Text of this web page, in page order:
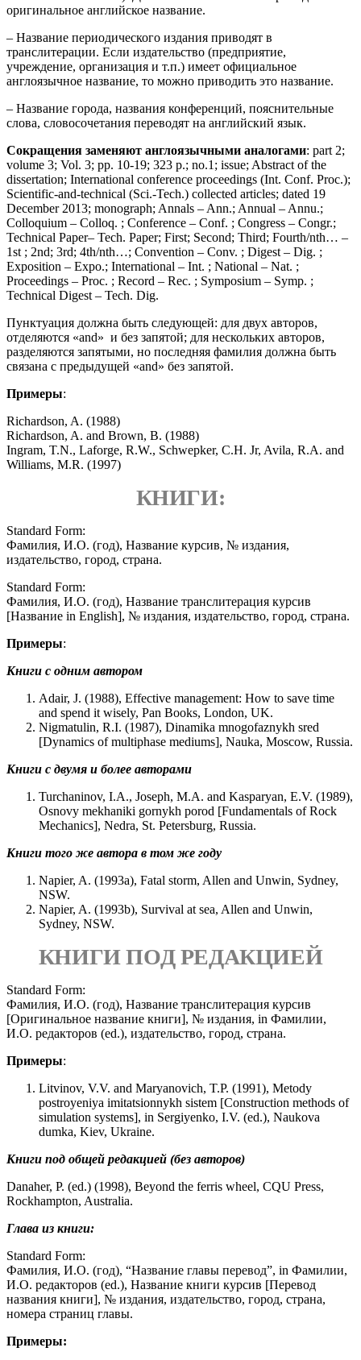
оригинальное английское название.
– Название периодического издания приводят в
транслитерации. Если издательство (предприятие,
учреждение, организация и т.п.) имеет официальное
англоязычное название, то можно приводить это название.
– Название города, названия конференций, пояснительные
слова, словосочетания переводят на английский язык.
Сокращения заменяют англоязычными аналогами: part 2;
volume 3; Vol. 3; pp. 10-19; 323 p.; no.1; issue; Abstract of the
dissertation; International conference proceedings (Int. Conf. Proc.);
Scientific-and-technical (Sci.-Tech.) collected articles; dated 19
December 2013; monograph; Annals – Ann.; Annual – Annu.;
Colloquium – Colloq. ; Conference – Conf. ; Congress – Congr.;
Technical Paper– Tech. Paper; First; Second; Third; Fourth/nth… –
1st ; 2nd; 3rd; 4th/nth…; Convention – Conv. ; Digest – Dig. ;
Exposition – Expo.; International – Int. ; National – Nat. ;
Proceedings – Proc. ; Record – Rec. ; Symposium – Symp. ;
Technical Digest – Tech. Dig.
Пунктуация должна быть следующей: для двух авторов,
отделяются «and» и без запятой; для нескольких авторов,
разделяются запятыми, но последняя фамилия должна быть
связана с предыдущей «and» без запятой.
Примеры:
Richardson, A. (1988)
Richardson, A. and Brown, B. (1988)
Ingram, T.N., Laforge, R.W., Schwepker, C.H. Jr, Avila, R.A. and
Williams, M.R. (1997)
КНИГИ:
Standard Form:
Фамилия, И.О. (год), Название курсив, № издания,
издательство, город, страна.
Standard Form:
Фамилия, И.О. (год), Название транслитерация курсив
[Название in English], № издания, издательство, город, страна.
Примеры:
Книги с одним автором
Adair, J. (1988), Effective management: How to save time
and spend it wisely, Pan Books, London, UK.
Nigmatulin, R.I. (1987), Dinamika mnogofaznykh sred
[Dynamics of multiphase mediums], Nauka, Moscow, Russia.
Книги с двумя и более авторами
Turchaninov, I.A., Joseph, M.A. and Kasparyan, E.V. (1989),
Osnovy mekhaniki gornykh porod [Fundamentals of Rock
Mechanics], Nedra, St. Petersburg, Russia.
Книги того же автора в том же году
Napier, A. (1993a), Fatal storm, Allen and Unwin, Sydney,
NSW.
Napier, A. (1993b), Survival at sea, Allen and Unwin,
Sydney, NSW.
КНИГИ ПОД РЕДАКЦИЕЙ
Standard Form:
Фамилия, И.О. (год), Название транслитерация курсив
[Оригинальное название книги], № издания, in Фамилии,
И.О. редакторов (ed.), издательство, город, страна.
Примеры:
Litvinov, V.V. and Maryanovich, T.P. (1991), Metody
postroyeniya imitatsionnykh sistem [Construction methods of
simulation systems], in Sergiyenko, I.V. (ed.), Naukova
dumka, Kiev, Ukraine.
Книги под общей редакцией (без авторов)
Danaher, P. (ed.) (1998), Beyond the ferris wheel, CQU Press,
Rockhampton, Australia.
Глава из книги:
Standard Form:
Фамилия, И.О. (год), “Название главы перевод”, in Фамилии,
И.О. редакторов (ed.), Название книги курсив [Перевод
названия книги], № издания, издательство, город, страна,
номера страниц главы.
Примеры: